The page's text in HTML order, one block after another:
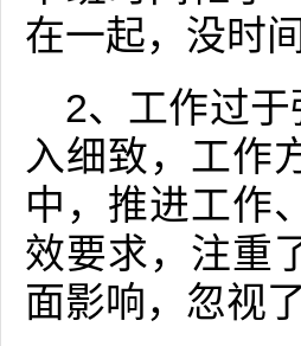
在一起，没时
2、工作过
入细致，工作
中，推进工作
效要求，注重
面影响，忽视